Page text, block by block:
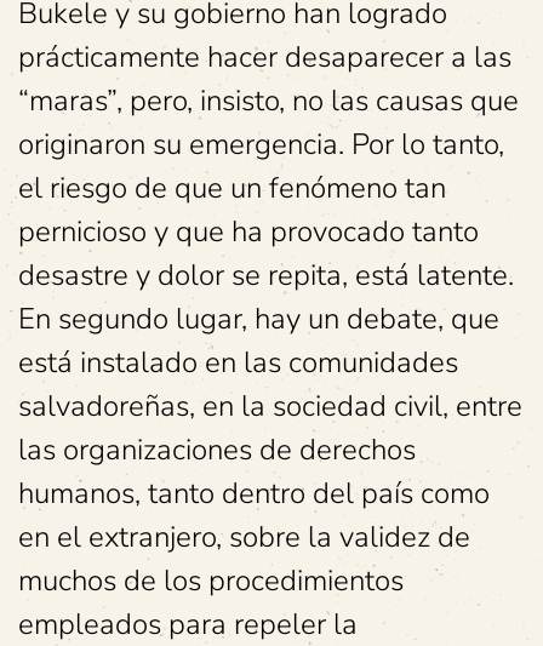
Bukele y su gobierno han logrado
prácticamente hacer desaparecer a las
“maras”, pero, insisto, no las causas que
originaron su emergencia. Por lo tanto,
el riesgo de que un fenómeno tan
pernicioso y que ha provocado tanto
desastre y dolor se repita, está latente.
En segundo lugar, hay un debate, que
está instalado en las comunidades
salvadoreñas, en la sociedad civil, entre
las organizaciones de derechos
humanos, tanto dentro del país como
en el extranjero, sobre la validez de
muchos de los procedimientos
empleados para repeler la